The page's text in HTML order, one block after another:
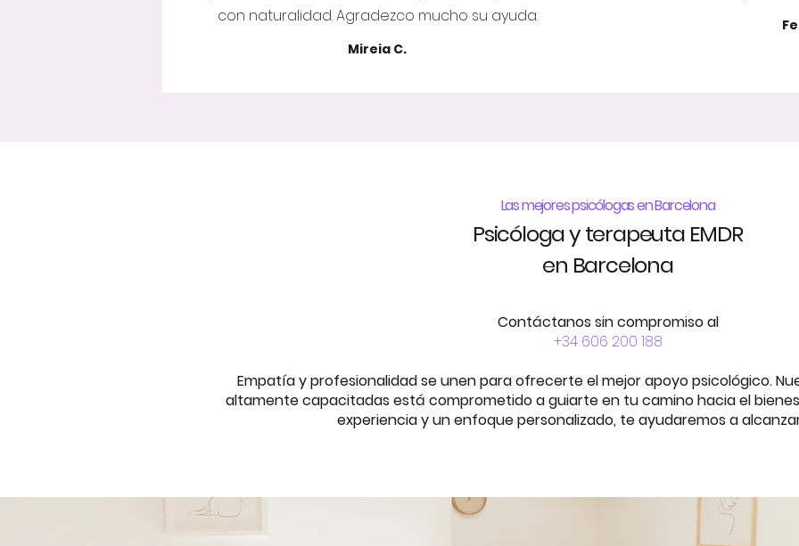
con naturalidad. Agradezco mucho su ayuda.
Mireia C.
Las mejores psicólogas en Barcelona
Psicóloga y terapeuta EMDR
en Barcelona
Contáctanos sin compromiso al
+34 606 200 188
Empatía y profesionalidad se unen para ofrecerte el mejor apoyo psicológico.
altamente capacitadas está comprometido a guiarte en tu camino hacia el
experiencia y un enfoque personalizado, te ayudaremos a